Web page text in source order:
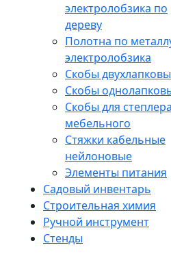
электролобзика по
дереву
Полотна по
электролобзика
Скобы
Скобы
Скобы для степлера
мебельного
Стяжки кабельные
нейлоновые
Элементы питания
Садовый инвентарь
Строительная химия
Ручной инструмент
Стенды